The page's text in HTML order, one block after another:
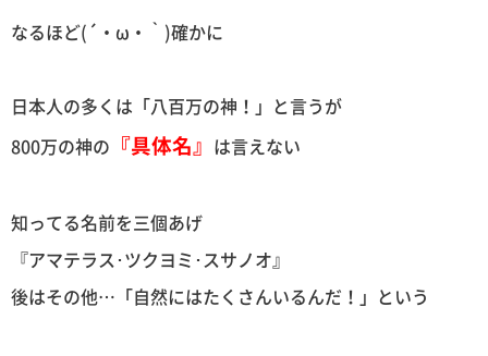
なるほど(´・ω・｀)確かに
日本人の多くは「八百万の神！」と言うが
800万の神の 『具体名』 は言えない
知ってる名前を三個あげ
『アマテラス･ツクヨミ･スサノオ』
後はその他…「自然にはたくさんいるんだ！」という